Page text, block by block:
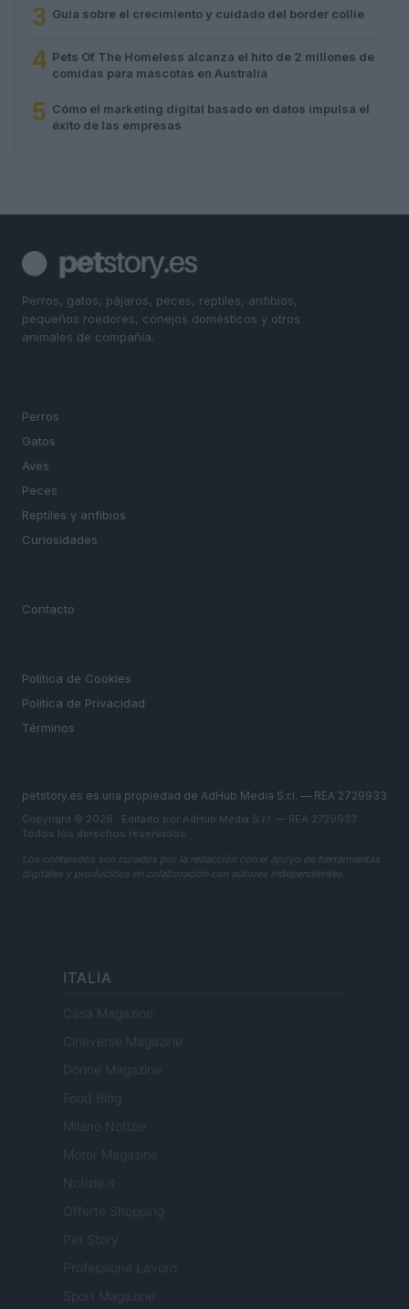
3 Guía sobre el crecimiento y cuidado del border collie
4 Pets Of The Homeless alcanza el hito de 2 millones de
comidas para mascotas en Australia
5 Cómo el marketing digital basado en datos impulsa el
éxito de las empresas
Perros, gatos, pájaros, peces, reptiles, anfibios,
pequeños roedores, conejos domésticos y otros
animales de compañía.
Perros
Gatos
Aves
Peces
Reptiles y anfibios
Curiosidades
Contacto
Política de Cookies
Política de Privacidad
Términos
petstory.es es una propiedad de AdHub Media S.r.l. — REA 2729933
Copyright © 2026 · Editado por AdHub Media S.r.l. — REA 2729933
Todos los derechos reservados
Los contenidos son curados por la redacción con el apoyo de herramientas
digitales y producidos en colaboración con autores independientes.
ITALIA
Casa Magazine
Cineverse Magazine
Donne Magazine
Food Blog
Milano Notizie
Motor Magazine
Notizie.it
Offerte Shopping
Professione Lavoro
Sport Magazine